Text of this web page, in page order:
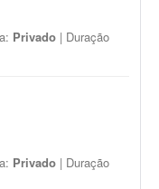
Privado | Duração
Privado | Duração